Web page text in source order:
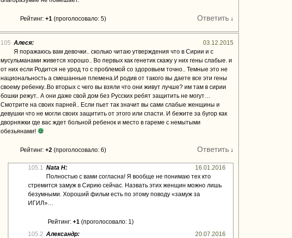
Рейтинг: +1 (проголосовало: 5) Ответить ↓
105 Алеся:
03.12.2015
Я поражаюсь вам девочки.. сколько читаю утверждения что в Сирии и с
мусульманами живется хорошо.. Во первых как генетик скажу у них гены слабые. и
от них если Родится не урод то с проблемой со здоровьем точно.. Темные это не
национальность а смешанные племена.И родив от такого вы даете все эти гены
своему ребенку..Во вторых с чего вы взяли что они живут лучше? им там в сирии
бошки режут.. А они даже свой дом без Русских ребят защитить не могут…
Смотрите на своих парней.. Если пьет так значит вы сами слабые женщины и
девушки что не могли своих защитить от этого или спасти. И бежите за бугор как
дворняжки где вас ждет больной ребенок и место в гареме с немытыми
обезьянами!
Рейтинг: +2 (проголосовало: 6) Ответить ↓
105.1 Nata H:
16.01.2016
Полностью с вами согласна! Я вообще не понимаю тех кто
стремится замуж в Сирию сейчас. Назвать этих женщин можно лишь
безумными. Хороший фильм есть по этому поводу «замуж за
ИГИЛ»…
Рейтинг: +1 (проголосовало: 1)
105.2 Александр:
20.07.2016